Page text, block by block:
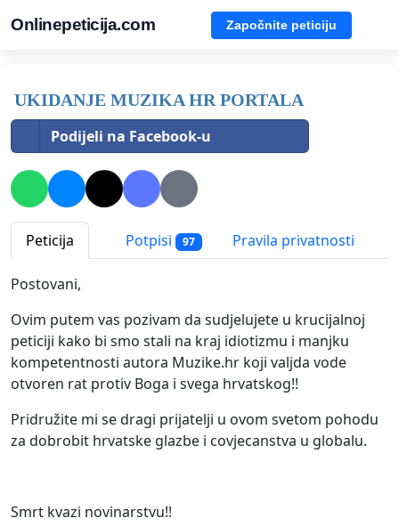
Onlinepeticija.com Započnite peticiju
UKIDANJE MUZIKA HR PORTALA
Podijeli na Facebook-u
Peticija Potpisi 97 Pravila privatnosti
Postovani,
Ovim putem vas pozivam da sudjelujete u krucijalnoj
peticiji kako bi smo stali na kraj idiotizmu i manjku
kompetentnosti autora Muzike.hr koji valjda vode
otvoren rat protiv Boga i svega hrvatskog!!
Pridružite mi se dragi prijatelji u ovom svetom pohodu
za dobrobit hrvatske glazbe i covjecanstva u globalu.
Smrt kvazi novinarstvu!!